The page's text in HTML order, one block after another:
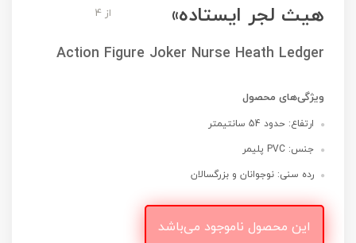
هیث لجر ایستاده»
از 4
Action Figure Joker Nurse Heath Ledger
ویژگی‌های محصول
ارتفاع: حدود 54 سانتیمتر
جنس: PVC پلیمر
رده سنی: نوجوانان و بزرگسالان
این محصول ناموجود می‌باشد